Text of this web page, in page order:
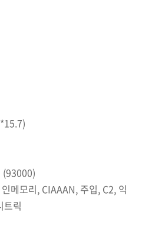
메모리, CIAAAN, 주입, C2, 익
트릭